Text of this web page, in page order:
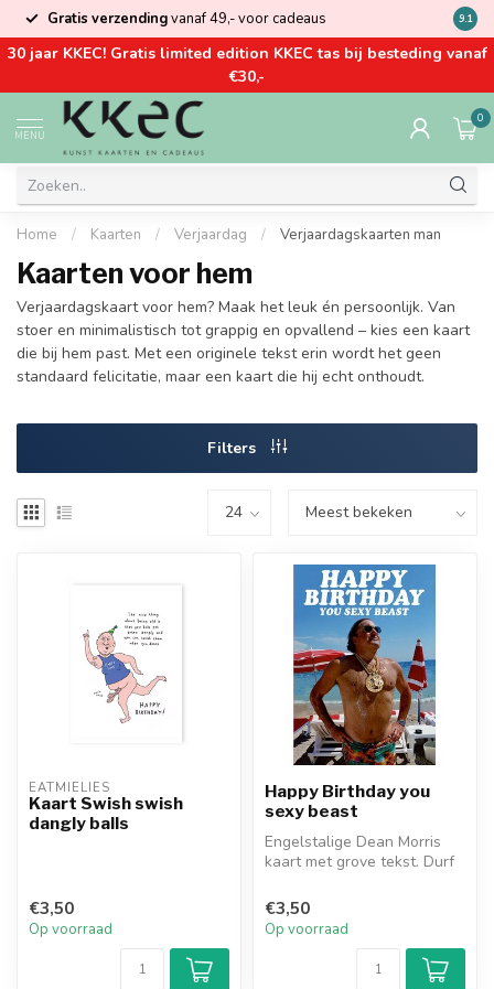
Gratis verzendingvanaf 49,- voor cadeaus Kom
9.1
30 jaar KKEC! Gratis limited edition KKEC tas bij besteding vanaf
€30,-
MENU
0
Home / Kaarten / Verjaardag / Verjaardagskaarten man
Kaarten voor hem
Verjaardagskaart voor hem? Maak het leuk én persoonlijk. Van
stoer en minimalistisch tot grappig en opvallend – kies een kaart
die bij hem past. Met een originele tekst erin wordt het geen
standaard felicitatie, maar een kaart die hij echt onthoudt.
Filters
EATMIELIES
Kaart Swish swish
dangly balls
€3,50
Op voorraad
Happy Birthday you
sexy beast
Engelstalige Dean Morris
kaart met grove tekst. Durf
€3,50
Op voorraad